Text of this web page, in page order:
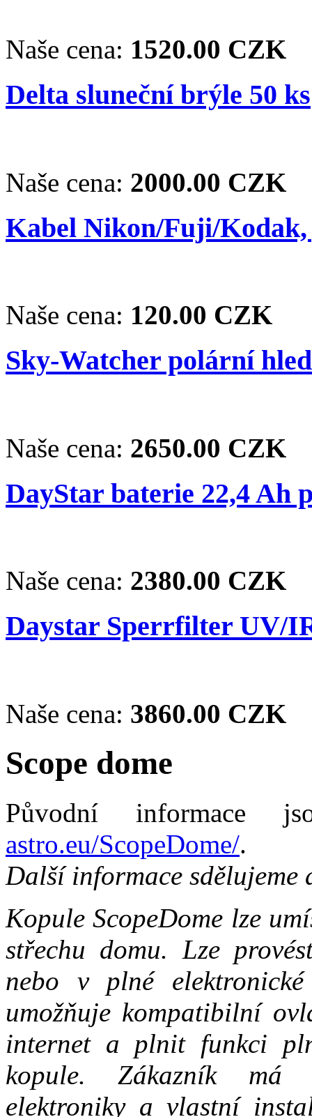
Naše cena: 1520.00 CZK
Delta sluneční brýle 50 ks
Naše cena: 2000.00 CZK
Kabel Nikon/Fuji/Kodak,
Naše cena: 120.00 CZK
Sky-Watcher polární
Naše cena: 2650.00 CZK
DayStar baterie 22,4
Naše cena: 2380.00 CZK
Daystar Sperrfilter UV/
Naše cena: 3860.00 CZK
Scope dome
Původní informace
astro.eu/ScopeDome/.
Další informace sdělujeme
Kopule ScopeDome lze
střechu domu. Lze
nebo v plné
umožňuje kompatibilní
internet a plnit funkci
kopule. Zákazník má
elektroniky a vlastní